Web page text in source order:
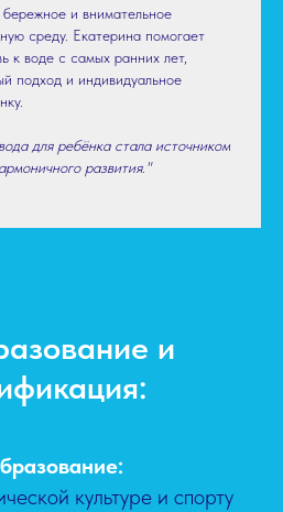
и внимательное
среду. Екатерина помогает
к воде с самых ранних лет,
подход и индивидуальное
для ребёнка стала источником
развития."
и
культуре и спорту